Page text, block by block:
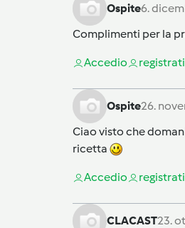
Ospite6.
Complimenti per la
Accedio registrati
Ospite26.
Ciao visto che
ricetta
Accedio registrati
CLACAST23.